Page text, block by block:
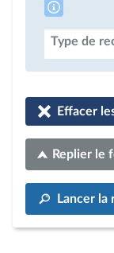
Type de
Effacer
Replier le
Lancer la